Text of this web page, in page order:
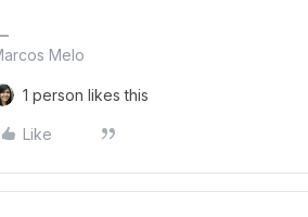
Melo
1 person likes this
Like